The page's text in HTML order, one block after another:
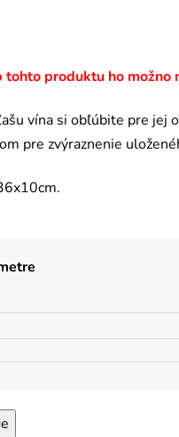
tohto produktu ho možno
vína si obľúbite pre jej
pre zvýraznenie